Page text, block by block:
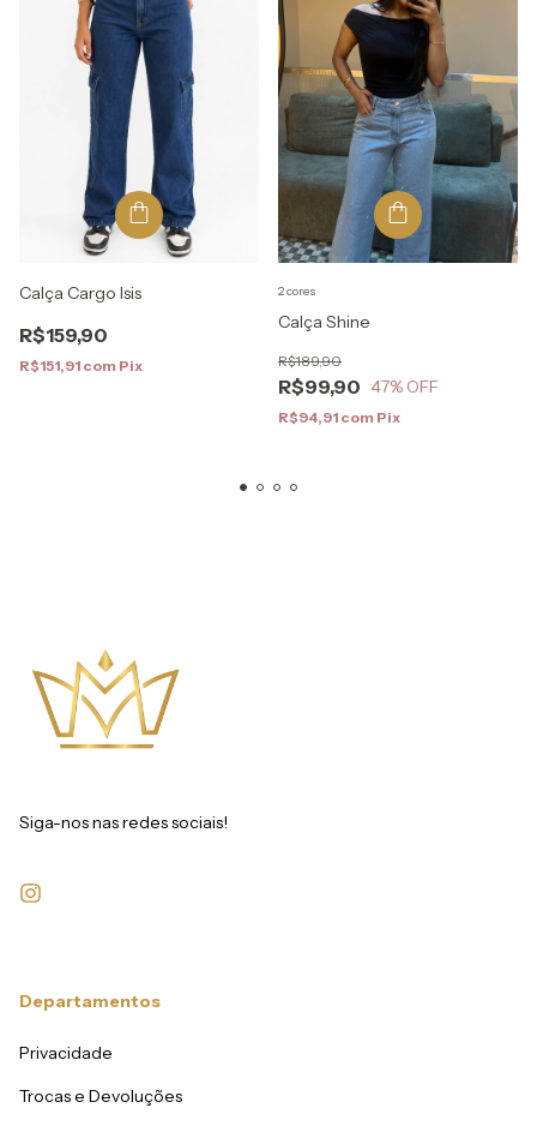
Calça Cargo Isis
R$159,90
R$151,91 com Pix
Calça Shine
R$99,90
R$189,90
47% OFF
R$94,91 com Pix
2 cores
Siga-nos nas redes sociais!
Departamentos
Privacidade
Trocas e Devoluções